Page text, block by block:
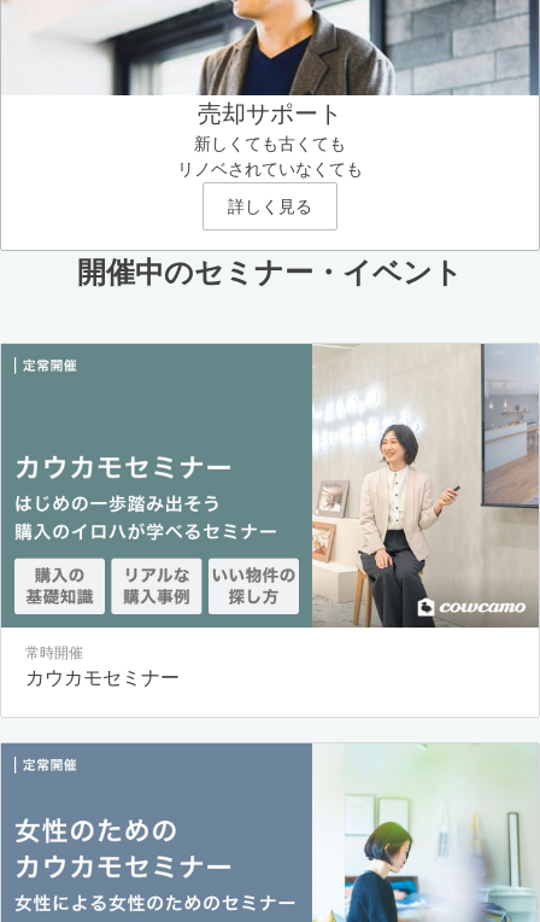
売却サポート
新しくても古くても
リノベされていなくても
詳しく見る
開催中のセミナー・イベント
常時開催
カウカモセミナー